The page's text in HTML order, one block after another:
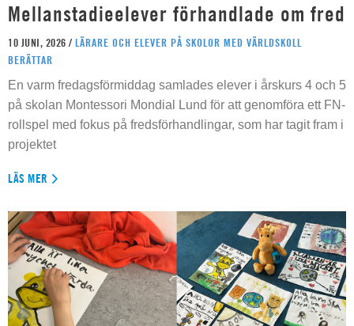
Mellanstadieelever förhandlade om fred
10 JUNI, 2026 / LÄRARE OCH ELEVER PÅ SKOLOR MED VÄRLDSKOLL
BERÄTTAR
En varm fredagsförmiddag samlades elever i årskurs 4 och 5
på skolan Montessori Mondial Lund för att genomföra ett FN-
rollspel med fokus på fredsförhandlingar, som har tagit fram i
projektet
LÄS MER